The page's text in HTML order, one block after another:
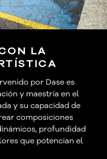
LA
por Dase es
y maestría en el
y su capacidad de
composiciones
profundidad
que potencian el